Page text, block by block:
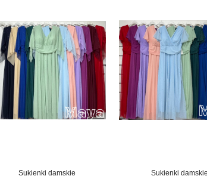
Sukienki damskie
Sukienki